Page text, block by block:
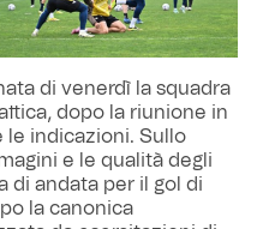
di venerdì la squadra
dopo la riunione in
le indicazioni. Sullo
e le qualità degli
di andata per il gol di
la canonica